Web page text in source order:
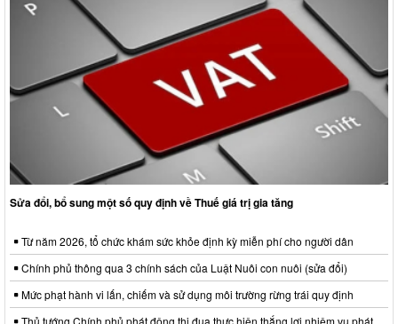
Sửa đổi, bổ sung một số quy định về Thuế giá trị gia tăng
Từ năm 2026, tổ chức khám sức khỏe định kỳ miễn phí cho người dân
Chính phủ thông qua 3 chính sách của Luật Nuôi con nuôi (sửa đổi)
Mức phạt hành vi lấn, chiếm và sử dụng môi trường rừng trái quy định
Thủ tướng Chính phủ phát động thi đua thực hiện thắng lợi nhiệm vụ phát